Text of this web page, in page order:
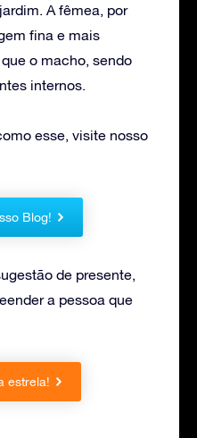
A fêmea, por
fina e mais
o macho, sendo
internos.
esse, visite nosso
Blog!
de presente,
a pessoa que
estrela!